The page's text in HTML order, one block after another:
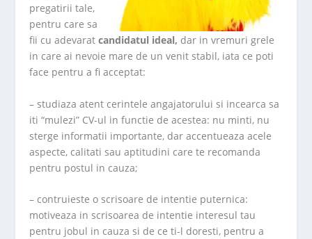
pregatirii tale,
pentru care sa
fii cu adevaratcandidatul ideal, dar in vremuri grele
in care ai nevoie mare de un venit stabil, iata ce poti
face pentru a fi acceptat:
– studiaza atent cerintele angajatorului si incearca sa
iti “mulezi” CV-ul in functie de acestea: nu minti, nu
sterge informatii importante, dar accentueaza acele
aspecte, calitati sau aptitudini care te recomanda
pentru postul in cauza;
– contruieste o scrisoare de intentie puternica:
motiveaza in scrisoarea de intentie interesul tau
pentru jobul in cauza si de ce ti-l doresti, pentru a